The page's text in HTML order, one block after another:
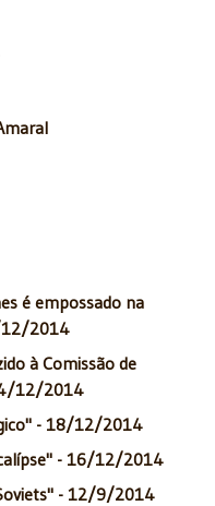
é empossado na
12/2014
à Comissão de
12/2014
- 18/12/2014
- 16/12/2014
- 12/9/2014